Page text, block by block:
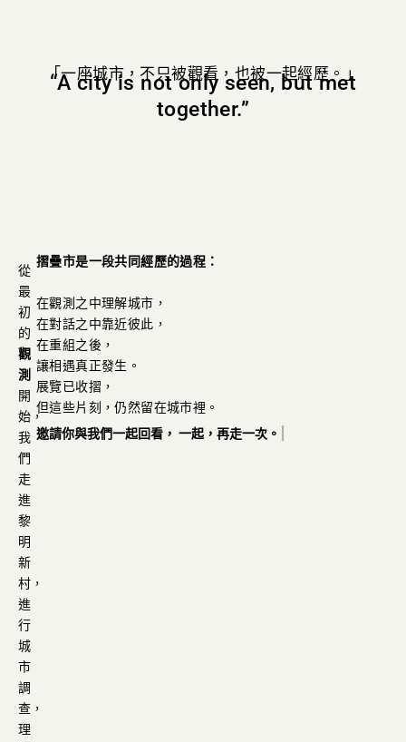
“A city is not only seen, but met
together.”
「一座城市，不只被觀看，也被一起經歷。」
從
最
初
的
觀
測
開
始，
我
們
走
進
黎
明
新
村，
進
行
城
市
調
查，
理
摺疊市是一段共同經歷的過程：
在觀測之中理解城市，
在對話之中靠近彼此，
在重組之後，
讓相遇真正發生。
展覽已收摺，
但這些片刻，仍然留在城市裡。
邀請你與我們一起回看， 一起，再走一次。